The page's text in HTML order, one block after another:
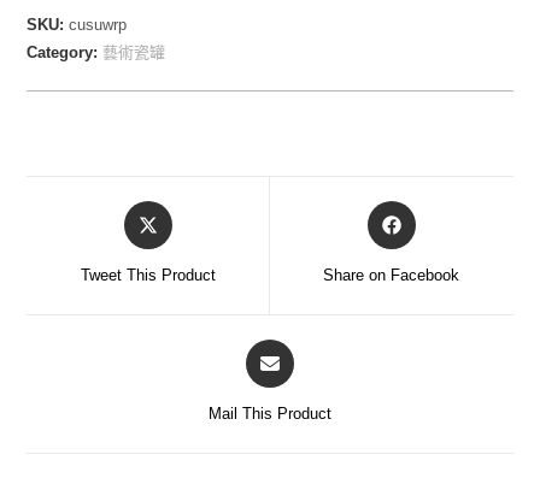
SKU:cusuwrp
Category: 藝術瓷罐
Tweet This Product Share on Facebook
Mail This Product